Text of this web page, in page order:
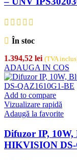
În stoc
1.394,52 lei (TVA
ADAUGA IN COS
Add to compare
Vizualizare rapidă
Adaugă la favorite
Difuzor IP, 10W,
HIKVISION